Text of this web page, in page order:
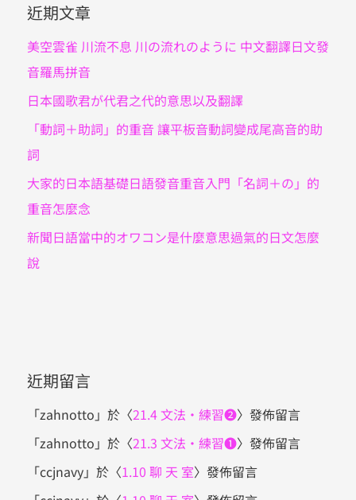
:近期文章
美空雲雀 川流不息 川の流れのように 中文翻譯日文發
音羅馬拼音
日本國歌君が代君之代的意思以及翻譯
「動詞＋助詞」的重音 讓平板音動詞變成尾高音的助
詞
大家的日本語基礎日語發音重音入門「名詞＋の」的
重音怎麼念
新聞日語當中的オワコン是什麼意思過氣的日文怎麼
說
近期留言
「zahnotto 」於〈21.4 文法・練習❷〉發佈留言
「zahnotto 」於〈21.3 文法・練習❶〉發佈留言
「ccjnavy」於〈1.10 聊 天 室〉發佈留言